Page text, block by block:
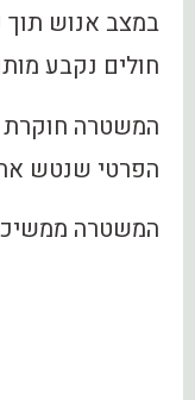
במצב אנוש תוך
חולים נקבע
המשטרה
הפרטי שנטש
המשטרה